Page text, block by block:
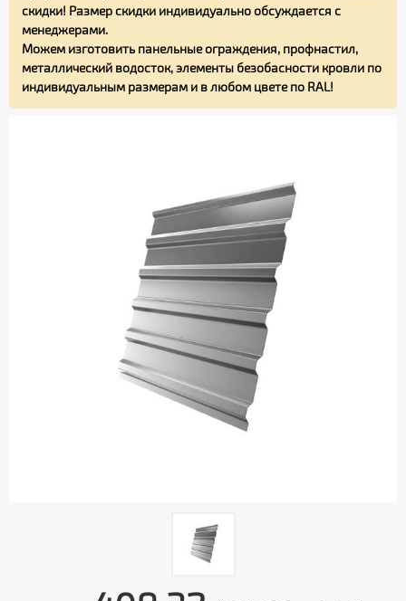
скидки! Размер скидки индивидуально обсуждается с
менеджерами.
Можем изготовить панельные ограждения, профнастил,
металлический водосток, элементы безобасности кровли по
индивидуальным размерам и в любом цвете по RAL!